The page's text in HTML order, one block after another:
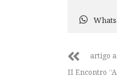
artigo
II Encontro